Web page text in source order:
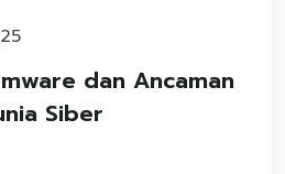
dan Ancaman
Siber